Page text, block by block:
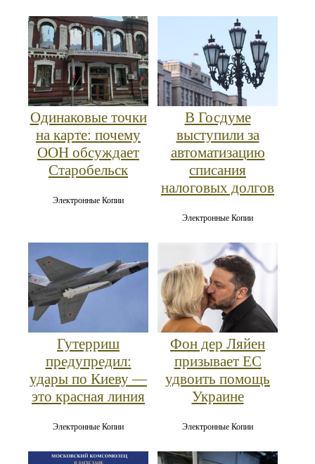
Одинаковые точки
на карте: почему
ООН обсуждает
Старобельск
Электронные Копии
В Госдуме
выступили за
автоматизацию
списания
налоговых долгов
Электронные Копии
Гутерриш
предупредил:
удары по Киеву —
это красная линия
Электронные Копии
Фон дер Ляйен
призывает ЕС
удвоить помощь
Украине
Электронные Копии